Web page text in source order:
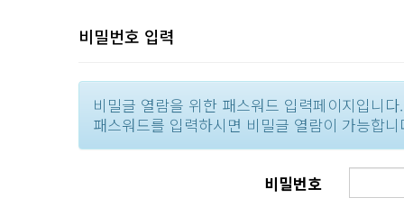
비밀번호 입력
비밀글 열람을 위한 패스워드 입력페이지입니다.
패스워드를 입력하시면 비밀글 열람이 가능합니
비밀번호